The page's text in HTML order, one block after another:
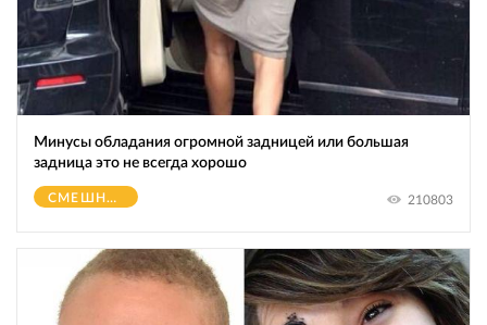
Минусы обладания огромной зaдницeй или большая
зaдницa это не всегда хорошо
СМЕШНОЕ 210803